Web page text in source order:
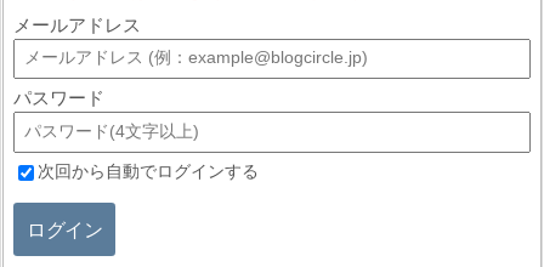
メールアドレス
パスワード
次回から自動でログインする
ログイン